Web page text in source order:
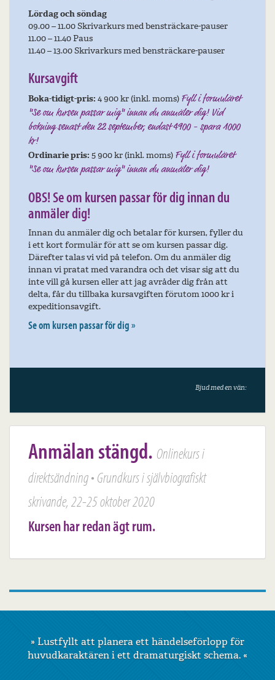
Lördag och söndag
09.00 – 11.00 Skrivarkurs med bensträckare-pauser
11.00 – 11.40 Paus
11.40 – 13.00 Skrivarkurs med bensträckare-pauser
Kursavgift
Boka-tidigt-pris: 4 900 kr (inkl. moms) Fyll i formuläret
"Se om kursen passar mig" innan du anmäler dig! Vid
bokning senast den 22 september, endast 4900 - spara 1000
kr!
Ordinarie pris: 5 900 kr (inkl. moms) Fyll i formuläret
"Se om kursen passar mig" innan du anmäler dig!
OBS! Se om kursen passar för dig innan du
anmäler dig!
Innan du anmäler dig och betalar för kursen, fyller du
i ett kort formulär för att se om kursen passar dig.
Därefter talas vi vid på telefon. Om du anmäler dig
innan vi pratat med varandra och det visar sig att du
inte vill gå kursen eller att jag avråder dig från att
delta, får du tillbaka kursavgiften förutom 1000 kr i
expeditionsavgift.
Se om kursen passar för dig »
Bjud med en vän:
Anmälan stängd. Onlinekurs i
direktsändning • Grundkurs i självbiografiskt
skrivande, 22-25 oktober 2020
Kursen har redan ägt rum.
»Kursen var väl genomtänkt och skickligt
uppbyggd.«